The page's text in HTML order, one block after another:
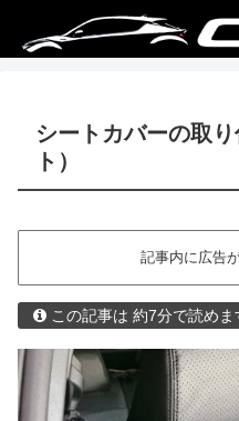
シートカバーの取
ト）
記事内に広告
この記事は 約7分で読めま